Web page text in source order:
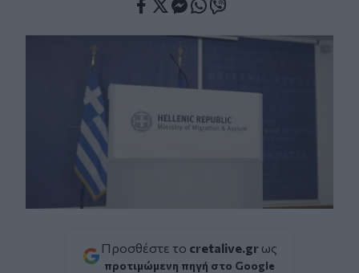
Προσθέστε το cretalive.gr ως
προτιμώμενη πηγή στο Google